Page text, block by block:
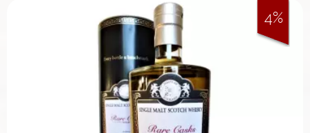
4%